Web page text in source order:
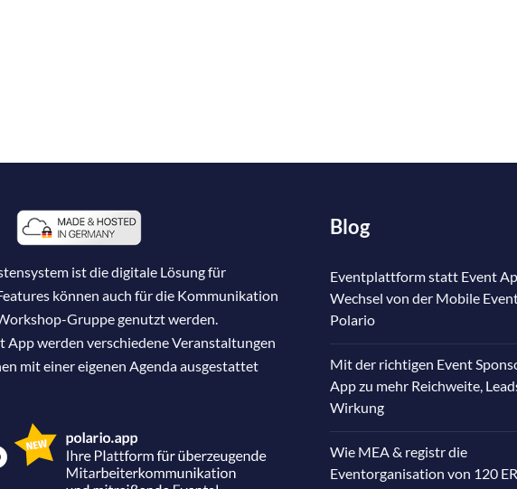
ist die digitale Lösung für
können auch für die Kommunikation
Gruppe genutzt werden.
werden verschiedene Veranstaltungen
mit einer eigenen Agenda ausgestattet
Blog
Eventplattform statt Event
Wechsel von der Mobile
Polario
Mit der richtigen Event
App zu mehr Reichweite,
Wirkung
Wie MEA & registr die
Eventorganisation von 120